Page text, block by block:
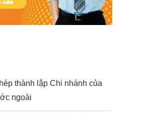
thành lập Chi nhánh của
ngoài